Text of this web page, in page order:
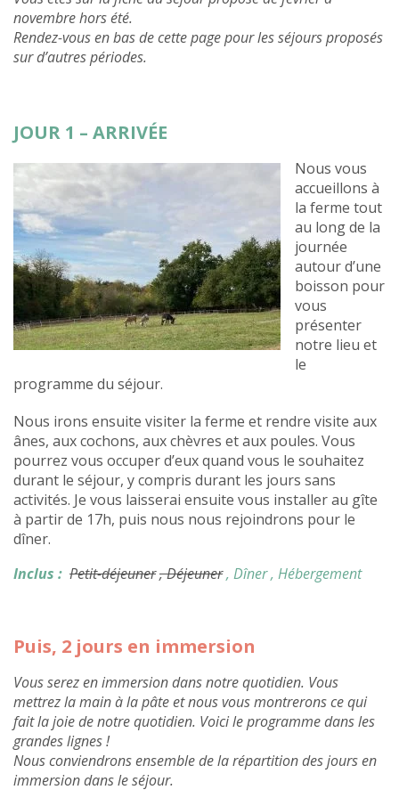
novembre hors été.
Rendez-vous en bas de cette page pour les séjours proposés
sur d’autres périodes.
JOUR 1 – ARRIVÉE
Nous vous
accueillons à
la ferme tout
au long de la
journée
autour d’une
boisson pour
vous
présenter
notre lieu et
le
programme du séjour.
Nous irons ensuite visiter la ferme et rendre visite aux
ânes, aux cochons, aux chèvres et aux poules. Vous
pourrez vous occuper d’eux quand vous le souhaitez
durant le séjour, y compris durant les jours sans
activités. Je vous laisserai ensuite vous installer au gîte
à partir de 17h, puis nous nous rejoindrons pour le
dîner.
Inclus : Petit-déjeuner, Déjeuner, Dîner, Hébergement
Puis, 2 jours en immersion
Vous serez en immersion dans notre quotidien. Vous
mettrez la main à la pâte et nous vous montrerons ce qui
fait la joie de notre quotidien. Voici le programme dans les
grandes lignes !
Nous conviendrons ensemble de la répartition des jours en
immersion dans le séjour.